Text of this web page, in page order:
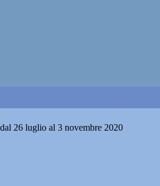
26 luglio al 3 novembre 2020